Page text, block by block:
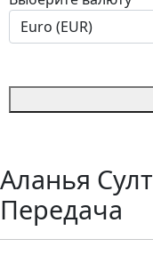
Аланья
Передача